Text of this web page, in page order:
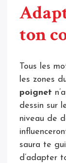
ton
Tous les
les zones
poignet
dessin sur
niveau de
saura te
d’adapter